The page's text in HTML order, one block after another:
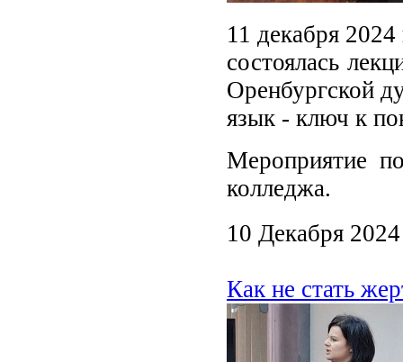
11 декабря
состоялась
Оренбургской
язык - ключ к
Мероприятие
колледжа.
10 Декабря 2024
Как не стать